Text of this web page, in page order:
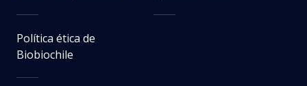
Política ética de
Biobiochile